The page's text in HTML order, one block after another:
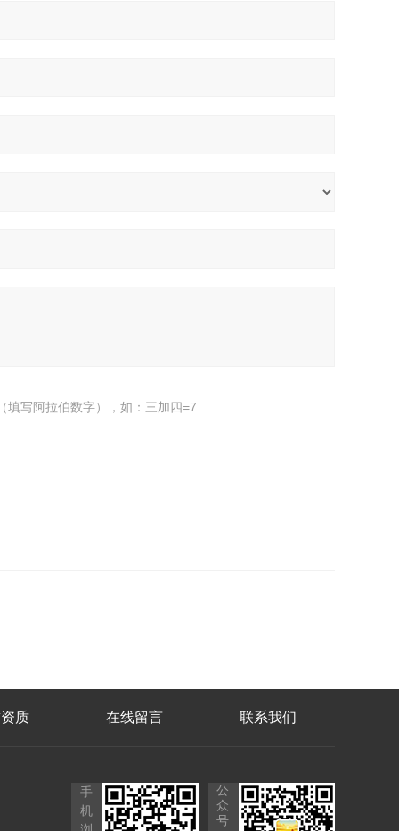
填写阿拉伯数字），如：三加四=7
质 在线留言 联系我们
手
机
公
众
号